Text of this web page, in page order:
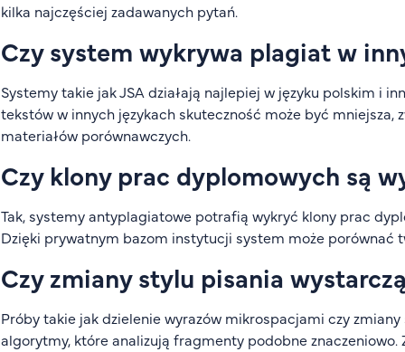
kilka najczęściej zadawanych pytań.
Czy system wykrywa plagiat w
Systemy takie jak JSA działają najlepiej w języku polskim i
tekstów w innych językach skuteczność może być mniejsza,
materiałów porównawczych.
Czy klony prac dyplomowych są
Tak, systemy antyplagiatowe potrafią wykryć klony prac
Dzięki prywatnym bazom instytucji system może porównać
Czy zmiany stylu pisania
Próby takie jak dzielenie wyrazów mikrospacjami czy
algorytmy, które analizują fragmenty podobne